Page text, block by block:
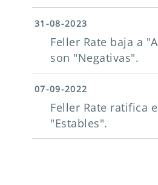
31-08-2023
Feller Rate baja a
son "Negativas".
07-09-2022
Feller Rate ratifica
"Estables".